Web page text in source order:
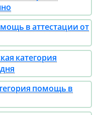
в аттестации от
категория
помощь в